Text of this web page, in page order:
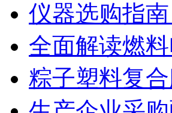
仪器选购指
全面解读燃
粽子塑料复